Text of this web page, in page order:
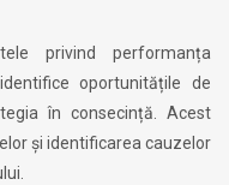
privind performanța
oportunitățile de
în consecință. Acest
și identificarea cauzelor